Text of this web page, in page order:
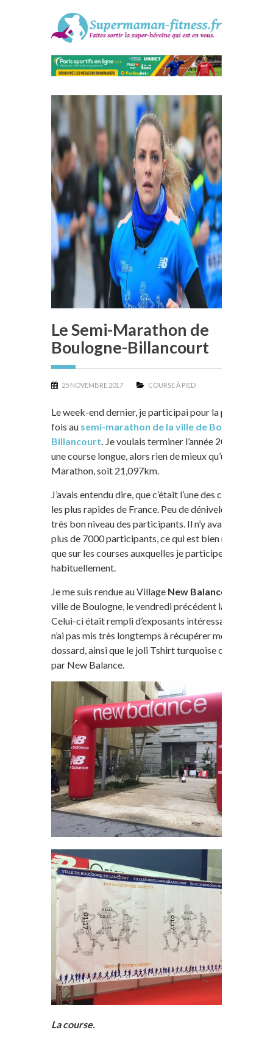
Le Semi-Marathon de
Boulogne-Billancourt
25 NOVEMBRE 2017 COURSE À PIED
Le week-end dernier, je participai pour la première
fois au semi-marathon de la ville de Boulogne-
Billancourt Je voulais terminer l’année 2017 sur
une course longue, alors rien de mieux qu’un Semi-
Marathon, soit 21,097km.
J’avais entendu dire, que c’était l’une des courses
les plus rapides de France. Peu de dénivelés et un
très bon niveau des participants. Il n’y avait pas
plus de 7000 participants, ce qui est bien moins
que sur les courses auxquelles je participe
habituellement.
Je me suis rendue au Village New Balance
ville de Boulogne, le vendredi précédent la course.
Celui-ci était rempli d’exposants intéressants, et je
n’ai pas mis très longtemps à récupérer mon
dossard, ainsi que le joli Tshirt turquoise offert
par New Balance.
La course.